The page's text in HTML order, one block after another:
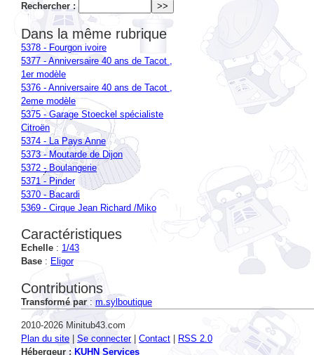
Dans la même rubrique
5378 - Fourgon ivoire
5377 - Anniversaire 40 ans de Tacot ,
1er modèle
5376 - Anniversaire 40 ans de Tacot ,
2eme modèle
5375 - Garage Stoeckel spécialiste
Citroën
5374 - La Pays Anne
5373 - Moutarde de Dijon
5372 - Boulangerie
5371 - Pinder
5370 - Bacardi
5369 - Cirque Jean Richard /Miko
Caractéristiques
Echelle : 1/43
Base :Eligor
Contributions
Transformé par:
2010-2026 Minitub43.com
Plan du site
Se connecter
Hébergeur :KUHN Services
Date de création :01/09/2009| N°SIRET :52024403900035| Code